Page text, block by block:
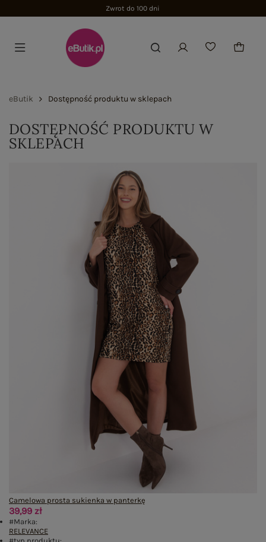
Zwrot do 100 dni
eButik Dostępność produktu w sklepach
DOSTĘPNOŚĆ PRODUKTU W
SKLEPACH
Camelowa prosta sukienka w panterkę
39,99 zł
#Marka:
RELEVANCE